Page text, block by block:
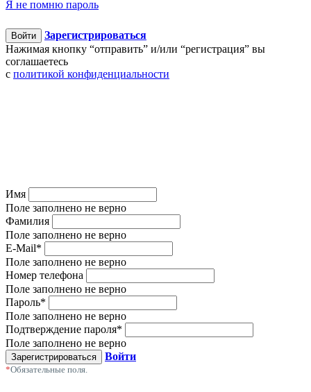
Я не помню пароль
Войти
Зарегистрироваться
Нажимая кнопку “отправить” и/или “регистрация” вы
соглашаетесь
c политикой конфиденциальности
Имя
Поле заполнено не верно
Фамилия
Поле заполнено не верно
E-Mail*
Поле заполнено не верно
Номер телефона
Поле заполнено не верно
Пароль*
Поле заполнено не верно
Подтверждение пароля*
Поле заполнено не верно
Зарегистрироваться Войти
*Обязательные поля.